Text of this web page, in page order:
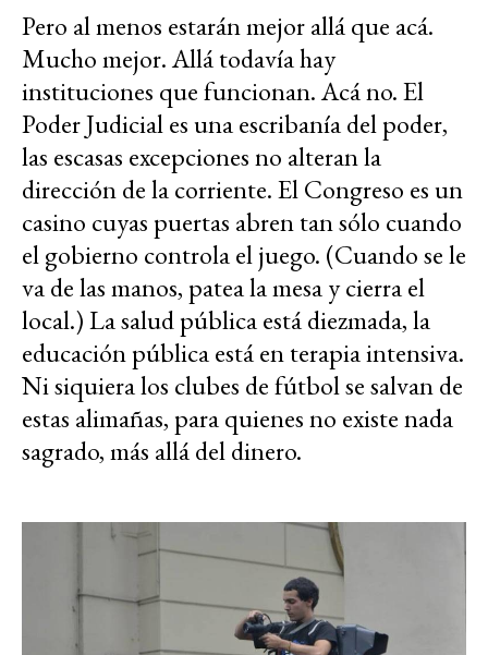
Pero al menos estarán mejor allá que acá.
Mucho mejor. Allá todavía hay
instituciones que funcionan. Acá no. El
Poder Judicial es una escribanía del poder,
las escasas excepciones no alteran la
dirección de la corriente. El Congreso es un
casino cuyas puertas abren tan sólo cuando
el gobierno controla el juego. (Cuando se le
va de las manos, patea la mesa y cierra el
local.) La salud pública está diezmada, la
educación pública está en terapia intensiva.
Ni siquiera los clubes de fútbol se salvan de
estas alimañas, para quienes no existe nada
sagrado, más allá del dinero.